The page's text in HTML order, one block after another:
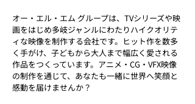
オー・エル・エム グループは、TVシリーズや映
画をはじめ多岐ジャンルにわたりハイクオリテ
ィな映像を制作する会社です。ヒット作を数多
く手がけ、子どもから大人まで幅広く愛される
作品をつくっています。アニメ・CG・VFX映像
の制作を通じて、あなたも一緒に世界へ笑顔と
感動を届けませんか？